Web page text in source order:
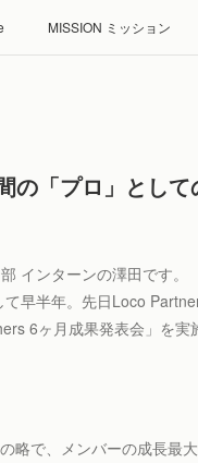
MISSION ミッション
の「プロ」とし
インターンの澤田です。
早半年。先日Loco
6ヶ月成果発表会」を実
略で、メンバーの成長最